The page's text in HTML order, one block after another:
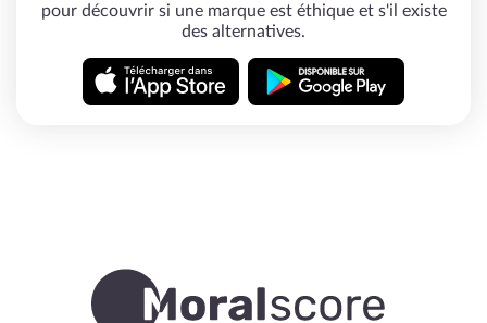
pour découvrir si une marque est éthique et s'il existe
des alternatives.